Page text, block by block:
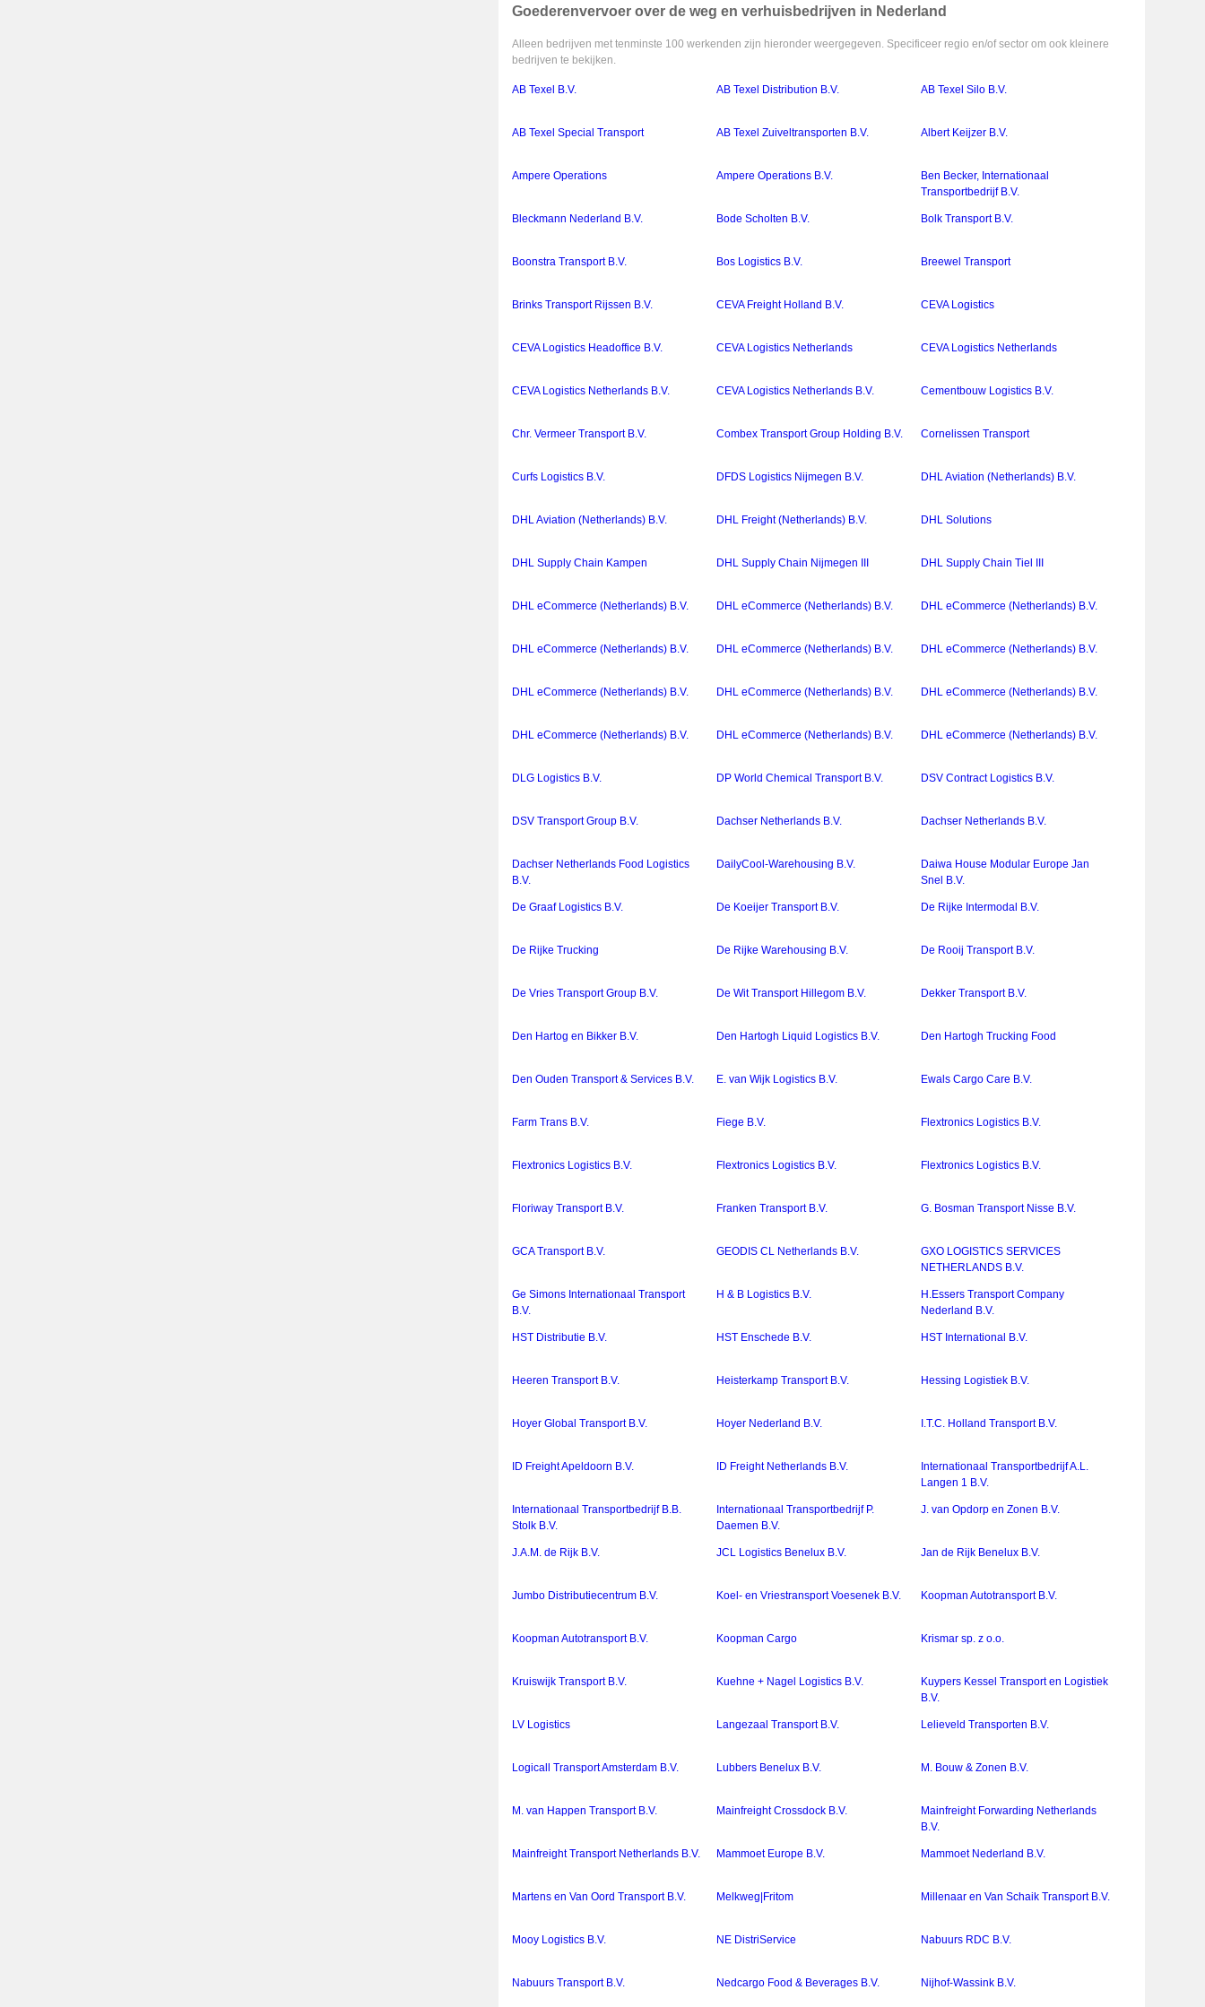
Goederenvervoer over de weg en verhuisbedrijven in Nederland
Alleen bedrijven met tenminste 100 werkenden zijn hieronder weergegeven. Specificeer regio en/of sector om ook kleinere
bedrijven te bekijken.
AB Texel B.V. AB Texel Distribution B.V. AB Texel Silo B.V.
AB Texel Special Transport AB Texel Zuiveltransporten B.V. Albert Keijzer B.V.
Ampere Operations Ampere Operations B.V.
Ben Becker, Internationaal
Transportbedrijf B.V.
Bleckmann Nederland B.V. Bode Scholten B.V. Bolk Transport B.V.
Boonstra Transport B.V. Bos Logistics B.V. Breewel Transport
Brinks Transport Rijssen B.V. CEVA Freight Holland B.V. CEVA Logistics
CEVA Logistics Headoffice B.V. CEVA Logistics Netherlands CEVA Logistics Netherlands
CEVA Logistics Netherlands B.V. CEVA Logistics Netherlands B.V. Cementbouw Logistics B.V.
Chr. Vermeer Transport B.V. Combex Transport Group Holding B.V. Cornelissen Transport
Curfs Logistics B.V. DFDS Logistics Nijmegen B.V. DHL Aviation (Netherlands) B.V.
DHL Aviation (Netherlands) B.V. DHL Freight (Netherlands) B.V. DHL Solutions
DHL Supply Chain Kampen DHL Supply Chain Nijmegen III DHL Supply Chain Tiel III
DHL eCommerce (Netherlands) B.V. DHL eCommerce (Netherlands) B.V. DHL eCommerce (Netherlands) B.V.
DHL eCommerce (Netherlands) B.V. DHL eCommerce (Netherlands) B.V. DHL eCommerce (Netherlands) B.V.
DHL eCommerce (Netherlands) B.V. DHL eCommerce (Netherlands) B.V. DHL eCommerce (Netherlands) B.V.
DHL eCommerce (Netherlands) B.V. DHL eCommerce (Netherlands) B.V. DHL eCommerce (Netherlands) B.V.
DLG Logistics B.V. DP World Chemical Transport B.V. DSV Contract Logistics B.V.
DSV Transport Group B.V. Dachser Netherlands B.V. Dachser Netherlands B.V.
Dachser Netherlands Food Logistics
B.V.
DailyCool-Warehousing B.V.
Daiwa House Modular Europe Jan
Snel B.V.
De Graaf Logistics B.V. De Koeijer Transport B.V. De Rijke Intermodal B.V.
De Rijke Trucking De Rijke Warehousing B.V. De Rooij Transport B.V.
De Vries Transport Group B.V. De Wit Transport Hillegom B.V. Dekker Transport B.V.
Den Hartog en Bikker B.V. Den Hartogh Liquid Logistics B.V. Den Hartogh Trucking Food
Den Ouden Transport & Services B.V. E. van Wijk Logistics B.V. Ewals Cargo Care B.V.
Farm Trans B.V. Fiege B.V. Flextronics Logistics B.V.
Flextronics Logistics B.V. Flextronics Logistics B.V. Flextronics Logistics B.V.
Floriway Transport B.V. Franken Transport B.V. G. Bosman Transport Nisse B.V.
GCA Transport B.V. GEODIS CL Netherlands B.V.
GXO LOGISTICS SERVICES
NETHERLANDS B.V.
Ge Simons Internationaal Transport
B.V.
H & B Logistics B.V.
H.Essers Transport Company
Nederland B.V.
HST Distributie B.V. HST Enschede B.V. HST International B.V.
Heeren Transport B.V. Heisterkamp Transport B.V. Hessing Logistiek B.V.
Hoyer Global Transport B.V. Hoyer Nederland B.V. I.T.C. Holland Transport B.V.
ID Freight Apeldoorn B.V. ID Freight Netherlands B.V.
Internationaal Transportbedrijf A.L.
Langen 1 B.V.
Internationaal Transportbedrijf B.B.
Stolk B.V.
Internationaal Transportbedrijf P.
Daemen B.V.
J. van Opdorp en Zonen B.V.
J.A.M. de Rijk B.V. JCL Logistics Benelux B.V. Jan de Rijk Benelux B.V.
Jumbo Distributiecentrum B.V. Koel- en Vriestransport Voesenek B.V. Koopman Autotransport B.V.
Koopman Autotransport B.V. Koopman Cargo Krismar sp. z o.o.
Kruiswijk Transport B.V. Kuehne + Nagel Logistics B.V.
Kuypers Kessel Transport en Logistiek
B.V.
LV Logistics Langezaal Transport B.V. Lelieveld Transporten B.V.
Logicall Transport Amsterdam B.V. Lubbers Benelux B.V. M. Bouw & Zonen B.V.
M. van Happen Transport B.V. Mainfreight Crossdock B.V.
Mainfreight Forwarding Netherlands
B.V.
Mainfreight Transport Netherlands B.V. Mammoet Europe B.V. Mammoet Nederland B.V.
Martens en Van Oord Transport B.V. Melkweg|Fritom Millenaar en Van Schaik Transport B.V.
Mooy Logistics B.V. NE DistriService Nabuurs RDC B.V.
Nabuurs Transport B.V. Nedcargo Food & Beverages B.V. Nijhof-Wassink B.V.